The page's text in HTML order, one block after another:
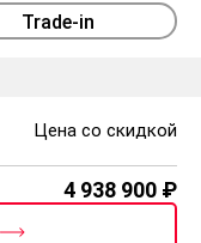
Trade-in
Цена со скидкой
4 938 900